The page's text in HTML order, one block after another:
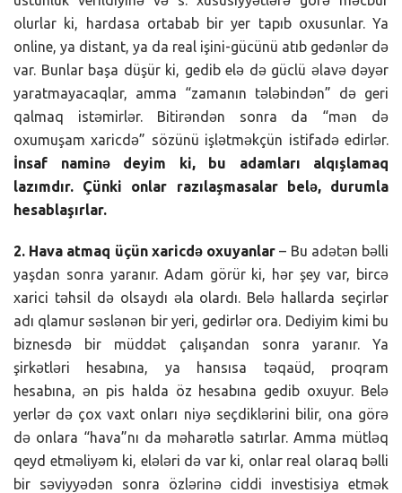
olurlar ki, hardasa ortabab bir yer tapıb oxusunlar. Ya
online, ya distant, ya da real işini-gücünü atıb gedənlər də
var. Bunlar başa düşür ki, gedib elə də güclü əlavə dəyər
yaratmayacaqlar, amma “zamanın tələbindən” də geri
qalmaq istəmirlər. Bitirəndən sonra da “mən də
oxumuşam xaricdə” sözünü işlətməkçün istifadə edirlər.
İnsaf naminə deyim ki, bu adamları alqışlamaq
lazımdır. Çünki onlar razılaşmasalar belə, durumla
hesablaşırlar.
2. Hava atmaq üçün xaricdə oxuyanlar – Bu adətən bəlli
yaşdan sonra yaranır. Adam görür ki, hər şey var, bircə
xarici təhsil də olsaydı əla olardı. Belə hallarda seçirlər
adı qlamur səslənən bir yeri, gedirlər ora. Dediyim kimi bu
biznesdə bir müddət çalışandan sonra yaranır. Ya
şirkətləri hesabına, ya hansısa təqaüd, proqram
hesabına, ən pis halda öz hesabına gedib oxuyur. Belə
yerlər də çox vaxt onları niyə seçdiklərini bilir, ona görə
də onlara “hava”nı da məharətlə satırlar. Amma mütləq
qeyd etməliyəm ki, elələri də var ki, onlar real olaraq bəlli
bir səviyyədən sonra özlərinə ciddi investisiya etmək